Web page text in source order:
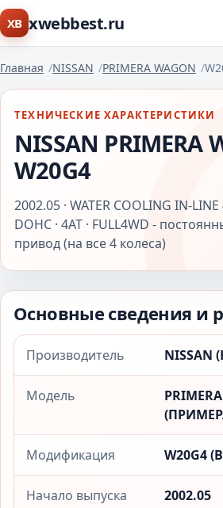
XB xwebbest.ru
Главная NISSAN PRIMERA WAGON
ТЕХНИЧЕСКИЕ ХАРАКТЕРИСТИКИ
NISSAN PRIMERA
W20G4
2002.05 · WATER COOLING IN-LINE
DOHC · 4AT · FULL4WD -
привод (на все 4 колеса)
Основные сведения и
Производитель NISSAN
Модель
Модификация W20G4
Начало выпуска 2002.05